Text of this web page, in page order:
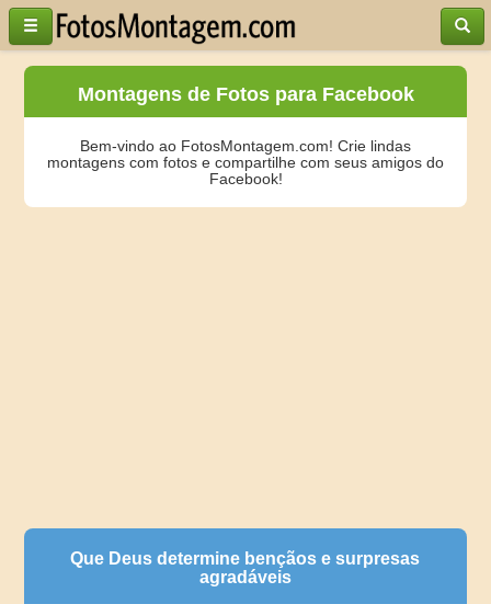
Montagens de Fotos para Facebook
Bem-vindo ao FotosMontagem.com! Crie lindas
montagens com fotos e compartilhe com seus amigos do
Facebook!
Que Deus determine bençãos e surpresas
agradáveis